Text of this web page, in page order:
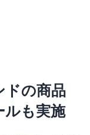
ドの商品
も実施